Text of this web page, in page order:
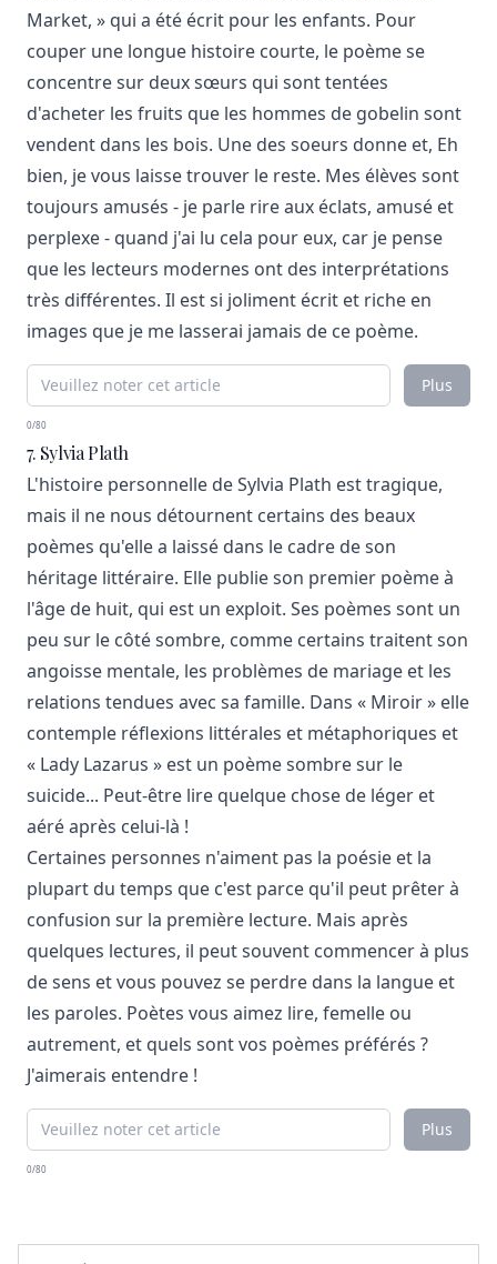
Market, » qui a été écrit pour les enfants. Pour
couper une longue histoire courte, le poème se
concentre sur deux sœurs qui sont tentées
d'acheter les fruits que les hommes de gobelin sont
vendent dans les bois. Une des soeurs donne et, Eh
bien, je vous laisse trouver le reste. Mes élèves sont
toujours amusés - je parle rire aux éclats, amusé et
perplexe - quand j'ai lu cela pour eux, car je pense
que les lecteurs modernes ont des interprétations
très différentes. Il est si joliment écrit et riche en
images que je me lasserai jamais de ce poème.
Plus
0/80
7. Sylvia Plath
L'histoire personnelle de Sylvia Plath est tragique,
mais il ne nous détournent certains des beaux
poèmes qu'elle a laissé dans le cadre de son
héritage littéraire. Elle publie son premier poème à
l'âge de huit, qui est un exploit. Ses poèmes sont un
peu sur le côté sombre, comme certains traitent son
angoisse mentale, les problèmes de mariage et les
relations tendues avec sa famille. Dans « Miroir » elle
contemple réflexions littérales et métaphoriques et
« Lady Lazarus » est un poème sombre sur le
suicide... Peut-être lire quelque chose de léger et
aéré après celui-là !
Certaines personnes n'aiment pas la poésie et la
plupart du temps que c'est parce qu'il peut prêter à
confusion sur la première lecture. Mais après
quelques lectures, il peut souvent commencer à plus
de sens et vous pouvez se perdre dans la langue et
les paroles. Poètes vous aimez lire, femelle ou
autrement, et quels sont vos poèmes préférés ?
J'aimerais entendre !
Plus
0/80